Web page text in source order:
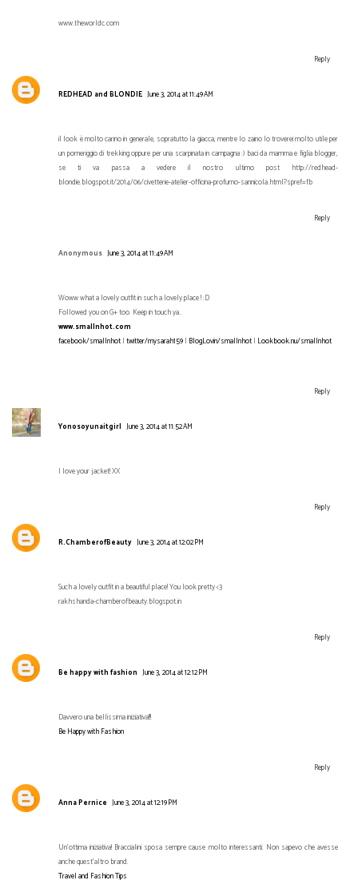
www.theworldc.com
Reply
REDHEAD and BLONDIE June 3, 2014 at 11:49 AM
il look è molto carino in generale, sopratutto la giacca, mentre lo zaino lo troverei molto utile per
un pomeriggio di trekking oppure per una scarpinata in campagna :) baci da mamma e figlia blogger,
se ti va passa a vedere il nostro ultimo post http://redhead-
blondie.blogspot.it/2014/06/civetterie-atelier-officina-profumo-sannicola.html?spref=fb
Reply
Anonymous June 3, 2014 at 11:49 AM
Woww what a lovely outfit in such a lovely place ! :D
Followed you on G+ too. Keep in touch ya..
www.smallnhot.com
facebook/smallnhot | twitter/mysarah159 | BlogLovin/smallnhot | Lookbook.nu/smallnhot
Reply
Yonosoyunaitgirl June 3, 2014 at 11:52 AM
I love your jacket! XX
Reply
R.ChamberofBeauty June 3, 2014 at 12:02 PM
Such a lovely outfit in a beautiful place! You look pretty <3
rakhshanda-chamberofbeauty.blogspot.in
Reply
Be happy with fashion June 3, 2014 at 12:12 PM
Davvero una bellissima iniziativa!!!
Be Happy with Fashion
Reply
Anna Pernice June 3, 2014 at 12:19 PM
Un'ottima iniziativa! Braccialini sposa sempre cause molto interessanti. Non sapevo che avesse
anche quest'altro brand.
Travel and Fashion Tips